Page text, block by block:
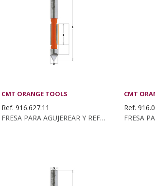
CMT ORANGE TOOLS
Ref. 916.627.11
FRESA PARA AGUJEREAR Y REFUNDIR HM S:12...
CMT
Ref.